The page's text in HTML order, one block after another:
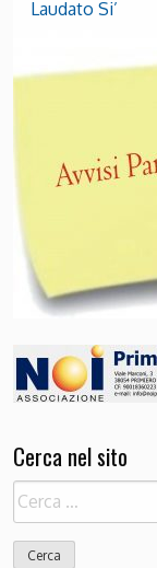
Laudato Si’
Cerca nel sito
Ricerca
per: